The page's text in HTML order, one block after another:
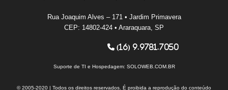
Rua Joaquim Alves – 171 • Jardim Primavera
CEP: 14802-424 • Araraquara, SP
(16) 9.9781.7050
Suporte de TI e Hospedagem: SOLOWEB.COM.BR
© 2005-2020 | Todos os direitos reservados. É proibida a reprodução do conteúdo